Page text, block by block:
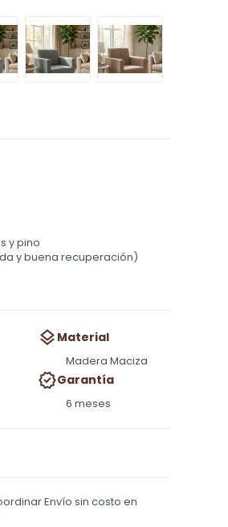
y pino
y buena recuperación)
Material
Madera Maciza
Garantía
6 meses
Envío sin costo en